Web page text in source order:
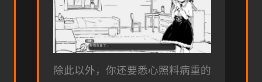
除此以外，你还要悉心照料病重的